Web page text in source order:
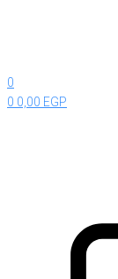
0
0,00 EGP
0